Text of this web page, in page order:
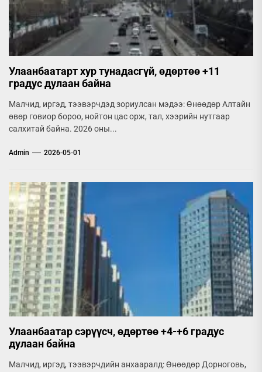
Улаанбаатарт хур тунадасгүй, өдөртөө +11
градус дулаан байна
Малчид, иргэд, тээвэрчдэд зориулсан мэдээ: Өнөөдөр Алтайн
өвөр говиор бороо, нойтон цас орж, тал, хээрийн нутгаар
салхитай байна. 2026 оны...
Admin 2026-05-01
Улаанбаатар сэрүүсч, өдөртөө +4-+6 градус
дулаан байна
Малчид, иргэд, тээвэрчдийн анхааралд: Өнөөдөр Дорноговь,